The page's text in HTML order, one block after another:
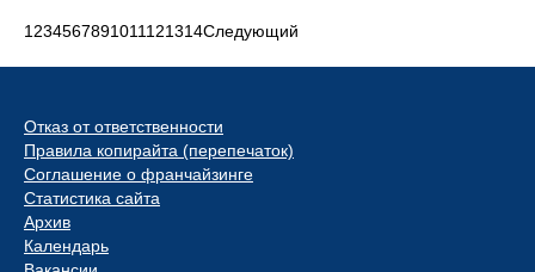
1 234567891011121314Следующий
Отказ от ответственности
Правила копирайта (перепечаток)
Соглашение о франчайзинге
Статистика сайта
Архив
Календарь